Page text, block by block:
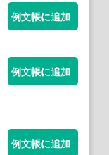
例文帳に追加
例文帳に追加
例文帳に追加